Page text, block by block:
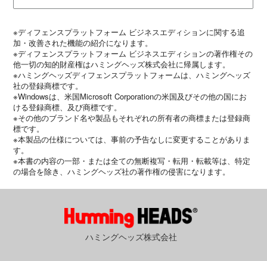
※ディフェンスプラットフォーム ビジネスエディションに関する追
加・改善された機能の紹介になります。
※ディフェンスプラットフォーム ビジネスエディションの著作権その
他一切の知的財産権はハミングヘッズ株式会社に帰属します。
※ハミングヘッズディフェンスプラットフォームは、ハミングヘッズ
社の登録商標です。
※Windowsは、米国Microsoft Corporationの米国及びその他の国にお
ける登録商標、及び商標です。
※その他のブランド名や製品もそれぞれの所有者の商標または登録商
標です。
※本製品の仕様については、事前の予告なしに変更することがありま
す。
※本書の内容の一部・または全ての無断複写・転用・転載等は、特定
の場合を除き、ハミングヘッズ社の著作権の侵害になります。
ハミングヘッズ株式会社